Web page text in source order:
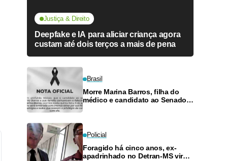
Justiça & Direito
Deepfake e IA para aliciar criança agora
custam até dois terços a mais de pena
Brasil
Morre Marina Barros, filha do
médico e candidato ao Senado
Policial
Foragido há cinco anos, ex-
apadrinhado no Detran-MS vira